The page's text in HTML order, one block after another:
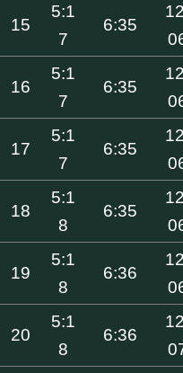
15
5:1
7
6:35
16
5:1
7
6:35
17
5:1
7
6:35
18
5:1
8
6:35
19
5:1
8
6:36
20
5:1
8
6:36